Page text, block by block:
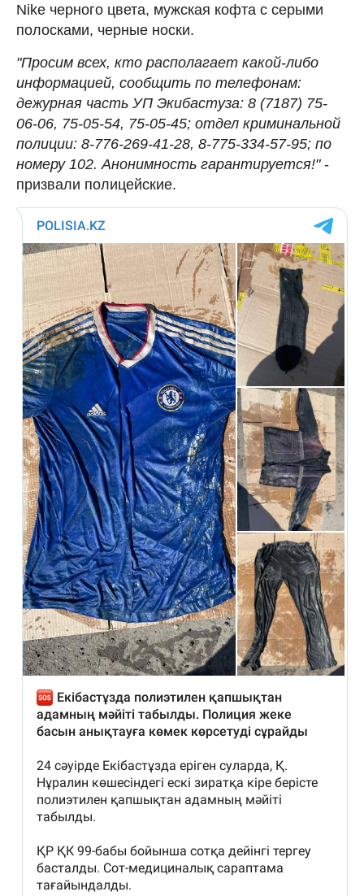
Nike черного цвета, мужская кофта с серыми
полосками, черные носки.
"Просим всех, кто располагает какой-либо
информацией, сообщить по телефонам:
дежурная часть УП Экибастуза: 8 (7187) 75-
06-06, 75-05-54, 75-05-45; отдел криминальной
полиции: 8-776-269-41-28, 8-775-334-57-95; по
номеру 102. Анонимность гарантируется!" -
призвали полицейские.